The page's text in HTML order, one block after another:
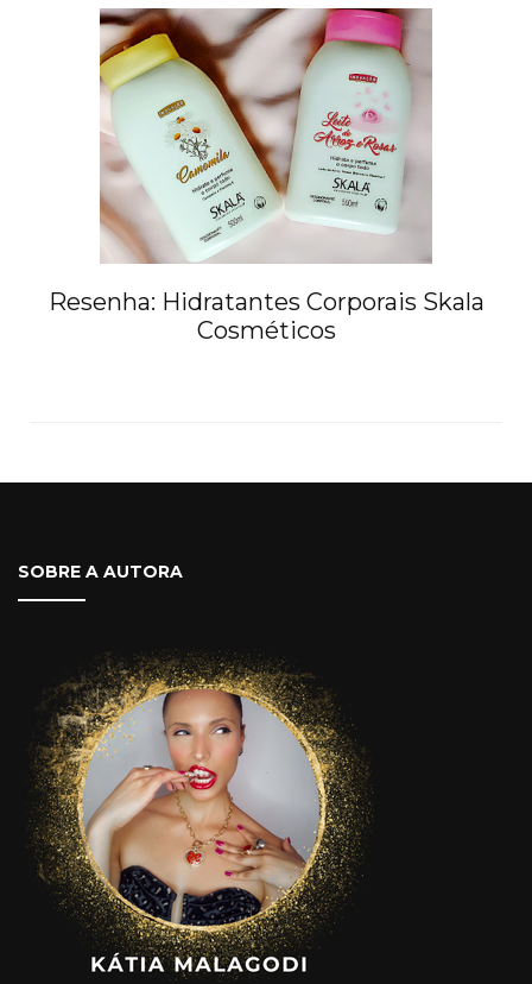
Resenha: Hidratantes Corporais Skala
Cosméticos
SOBRE A AUTORA